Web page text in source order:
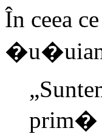
În ceea
prim�